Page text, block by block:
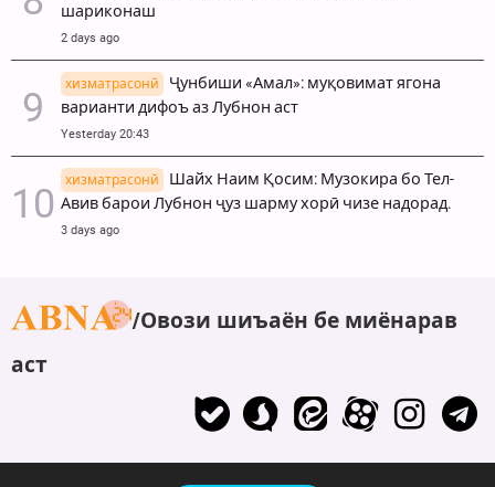
шариконаш
2 days ago
хизматрасонй
Ҷунбиши «Амал»: муқовимат ягона
варианти дифоъ аз Лубнон аст
Yesterday 20:43
хизматрасонй
Шайх Наим Қосим: Музокира бо Тел-
Авив барои Лубнон ҷуз шарму хорӣ чизе надорад.
3 days ago
Овози шиъаён бе миёнарав
аст